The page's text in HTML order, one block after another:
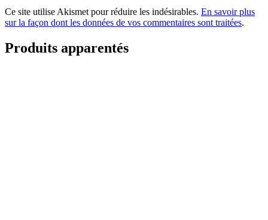
Ce site utilise Akismet pour réduire les indésirables. En savoir plus
sur la façon dont les données de vos commentaires sont traitées.
Produits apparentés